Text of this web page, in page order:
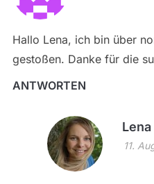
Hallo Lena, ich bin über
gestoßen. Danke für die
ANTWORTEN
Lena
11.